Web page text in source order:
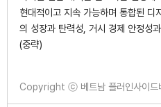
현대적이고 지속 가능하며 통합된 디
의 성장과 탄력성, 거시 경제 안정성
(중략)
Copyright ⓒ 베트남 플러인사이드